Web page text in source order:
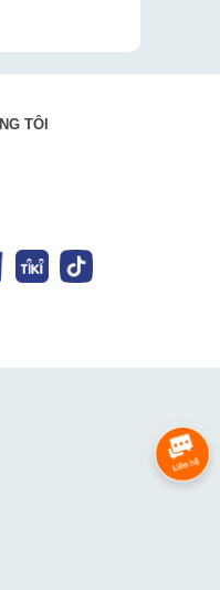
TÔI